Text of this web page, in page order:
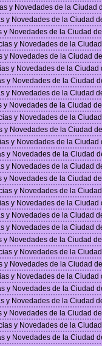
y Novedades de la Ciudad
y Novedades de la Ciudad
y Novedades de la Ciudad
y Novedades de la
y Novedades de la Ciudad
y Novedades de la
y Novedades de la Ciudad
y Novedades de la Ciudad
y Novedades de la Ciudad
y Novedades de la
y Novedades de la Ciudad
y Novedades de la
y Novedades de la Ciudad
y Novedades de la Ciudad
y Novedades de la Ciudad
y Novedades de la
y Novedades de la
y Novedades de la Ciudad
y Novedades de la Ciudad
y Novedades de la Ciudad
y Novedades de la
y Novedades de la Ciudad
y Novedades de la
y Novedades de la Ciudad
y Novedades de la Ciudad
y Novedades de la Ciudad
y Novedades de la
y Novedades de la Ciudad